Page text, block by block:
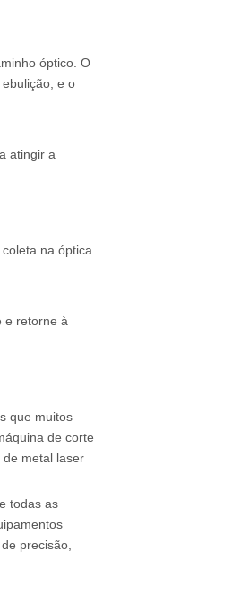
óptico. O
e o
atingir a
na óptica
e retorne à
que muitos
de corte
metal laser
todas as
precisão,